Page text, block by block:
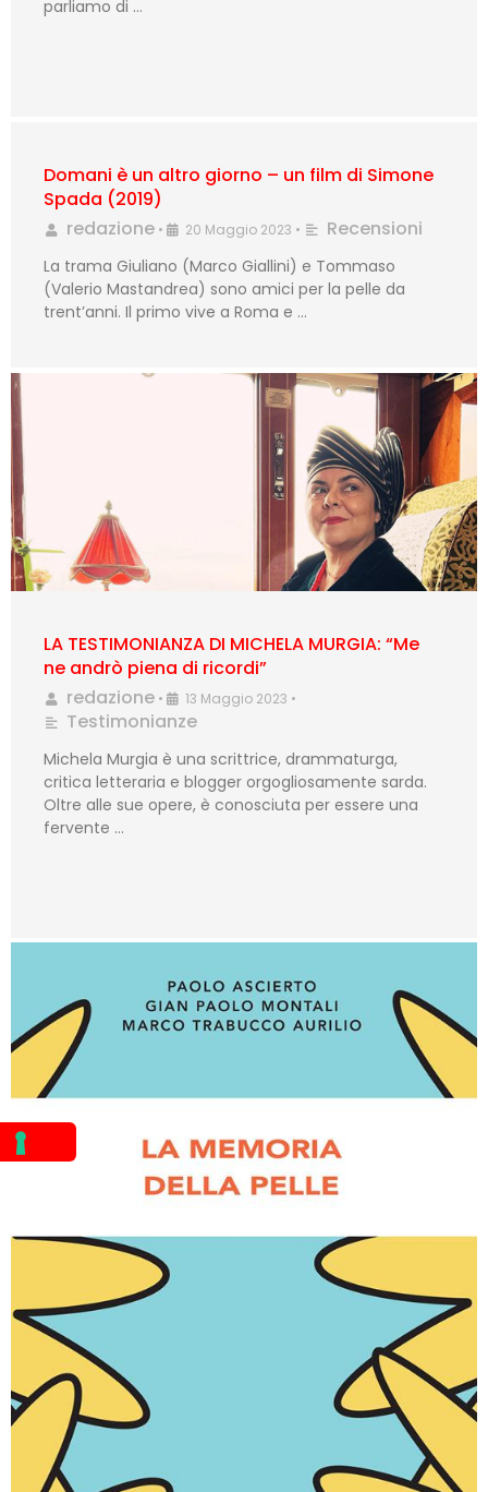
parliamo di …
Domani è un altro giorno – un film di Simone
Spada (2019)
redazione • 20 Maggio 2023 • Recensioni
La trama Giuliano (Marco Giallini) e Tommaso
(Valerio Mastandrea) sono amici per la pelle da
trent’anni. Il primo vive a Roma e …
LA TESTIMONIANZA DI MICHELA MURGIA: “Me
ne andrò piena di ricordi”
redazione • 13 Maggio 2023 •
Testimonianze
Michela Murgia è una scrittrice, drammaturga,
critica letteraria e blogger orgogliosamente sarda.
Oltre alle sue opere, è conosciuta per essere una
fervente …